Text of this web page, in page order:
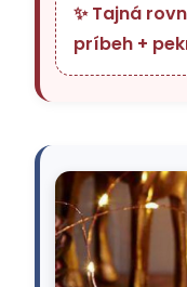
✨ Tajná
príbeh +